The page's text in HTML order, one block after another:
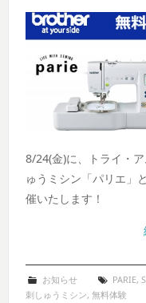
8/24(金)に、トライ・
ゅうミシン「パリエ」
催いたします！
お知らせ PARIE,
刺しゅうミシン,無料体験